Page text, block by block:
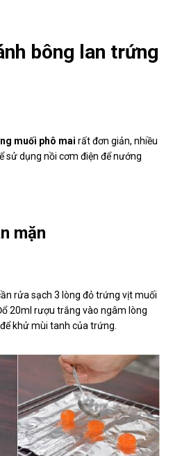
bông lan trứng
muối phô mai rất đơn giản, nhiều
sử dụng nồi cơm điện để nướng
mặn
rửa sạch 3 lòng đỏ trứng vịt muối
20ml rượu trắng vào ngâm lòng
khử mùi tanh của trứng.